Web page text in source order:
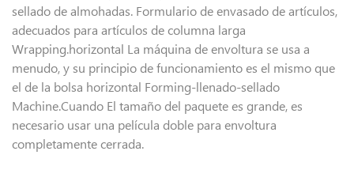
sellado de almohadas. Formulario de envasado de artículos,
adecuados para artículos de columna larga
Wrapping.horizontal La máquina de envoltura se usa a
menudo, y su principio de funcionamiento es el mismo que
el de la bolsa horizontal Forming-llenado-sellado
Machine.Cuando El tamaño del paquete es grande, es
necesario usar una película doble para envoltura
completamente cerrada.